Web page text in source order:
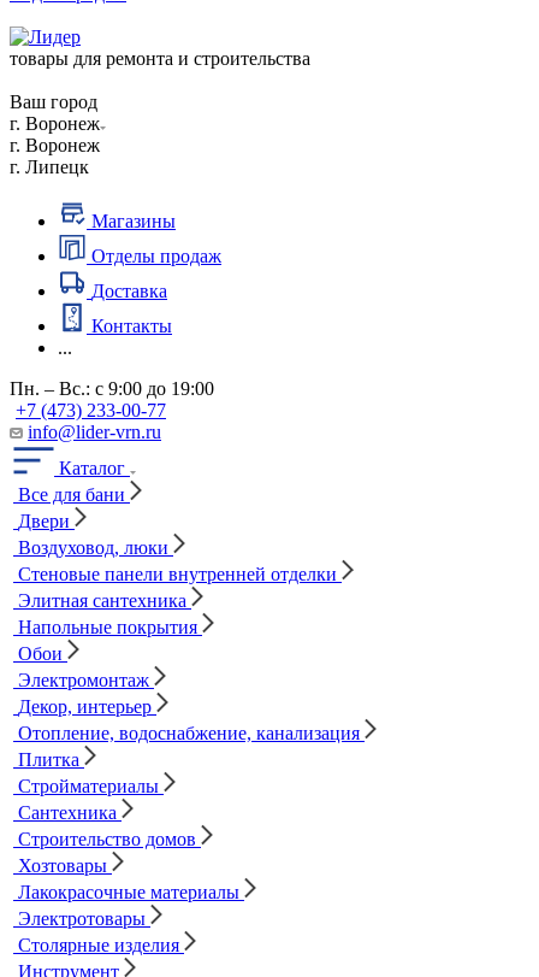
товары для ремонта и строительства
Ваш город
г. Воронеж
г. Воронеж
г. Липецк
Магазины
Отделы продаж
Доставка
Контакты
...
Пн. – Вс.: с 9:00 до 19:00
+7 (473) 233-00-77
info@lider-vrn.ru
Каталог
Все для бани
Двери
Воздуховод, люки
Стеновые панели внутренней отделки
Элитная сантехника
Напольные покрытия
Обои
Электромонтаж
Декор, интерьер
Отопление, водоснабжение, канализация
Плитка
Стройматериалы
Сантехника
Строительство домов
Хозтовары
Лакокрасочные материалы
Электротовары
Столярные изделия
Инструмент